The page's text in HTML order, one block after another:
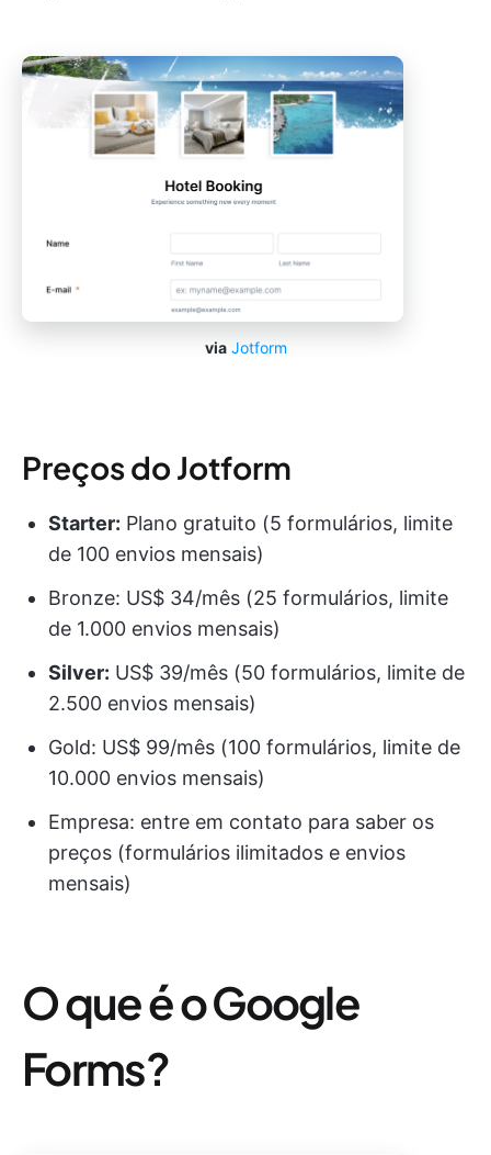
via Jotform
Preços do Jotform
Starter: Plano gratuito (5 formulários, limite
de 100 envios mensais)
Bronze: US$ 34/mês (25 formulários, limite
de 1.000 envios mensais)
Silver: US$ 39/mês (50 formulários, limite de
2.500 envios mensais)
Gold: US$ 99/mês (100 formulários, limite de
10.000 envios mensais)
Empresa: entre em contato para saber os
preços (formulários ilimitados e envios
mensais)
O que é o Google
Forms?